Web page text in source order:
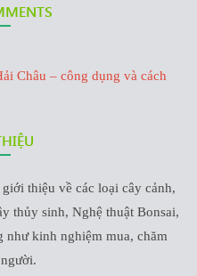
Châu – công dụng và cách
thiệu về các loại cây cảnh,
thủy sinh, Nghệ thuật Bonsai,
như kinh nghiệm mua, chăm